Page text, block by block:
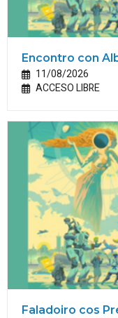
Encontro con
11/08/2026
ACCESO LIBRE
Faladoiro cos